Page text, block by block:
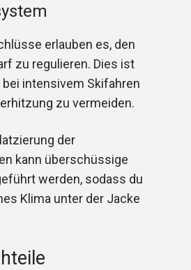
erlauben es, den
zu regulieren. Dies ist
intensivem Skifahren
zu vermeiden.
der
kann überschüssige
werden, sodass du
Klima unter der Jacke